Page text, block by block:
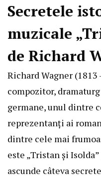
Secretele
muzicale
de Richard
Richard Wagner (1813
compozitor,
germane, unul dintre
reprezentanți ai
dintre cele mai
este „Tristan şi
ascunde câteva